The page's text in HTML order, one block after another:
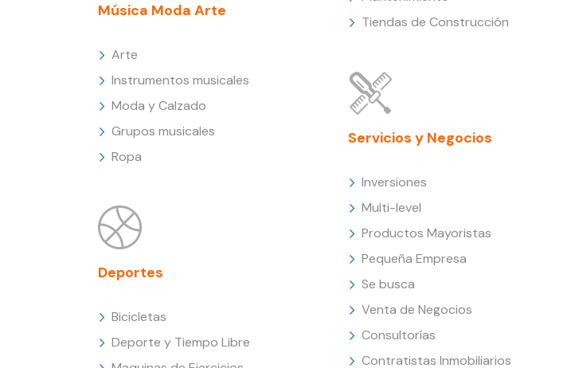
Música Moda Arte
Arte
Instrumentos musicales
Moda y Calzado
Grupos musicales
Ropa
Deportes
Bicicletas
Deporte y Tiempo Libre
Tiendas de Construcción
Servicios y Negocios
Inversiones
Multi-level
Productos Mayoristas
Pequeña Empresa
Se busca
Venta de Negocios
Consultorías
Contratistas Inmobiliarios